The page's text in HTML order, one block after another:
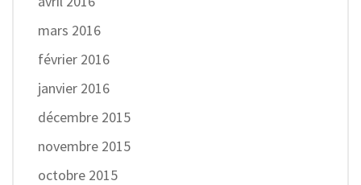
mars 2016
février 2016
janvier 2016
décembre 2015
novembre 2015
octobre 2015